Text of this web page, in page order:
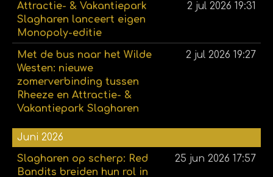
Attractie- & Vakantiepark
Slagharen lanceert eigen
Monopoly-editie
2 jul 2026 19:31
Met de bus naar het Wilde
Westen: nieuwe
zomerverbinding tussen
Rheeze en Attractie- &
Vakantiepark Slagharen
2 jul 2026 19:27
Juni 2026
Slagharen op scherp: Red
Bandits breiden hun rol in
25 jun 2026 17:57